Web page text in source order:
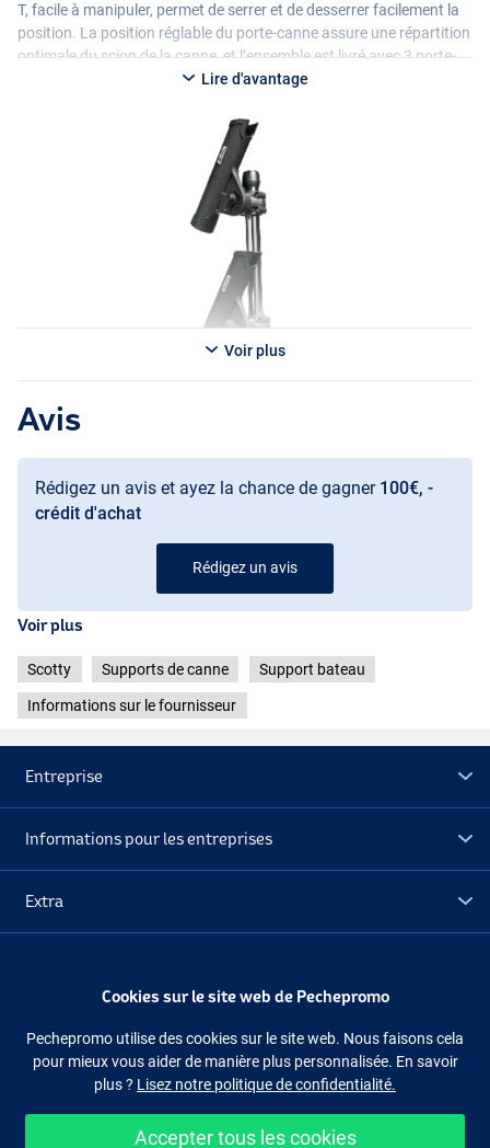
T, facile à manipuler, permet de serrer et de desserrer facilement la
position. La position réglable du porte-canne assure une répartition
optimale du scion de la canne, et l’ensemble est livré avec 3 porte-
cannes Rod Master II à cardan amovible.
Lire d'avantage
Voir plus
Avis
Rédigez un avis et ayez la chance de gagner 100€, -
crédit d'achat
Rédigez un avis
Voir plus
Scotty Supports de canne Support bateau
Informations sur le fournisseur
Entreprise
Informations pour les entreprises
Extra
Suivez-nous Facebook Instagram
Cookies sur le site web de Pechepromo
Pechepromo utilise des cookies sur le site web. Nous faisons cela
pour mieux vous aider de manière plus personnalisée. En savoir
plus ? Lisez notre politique de confidentialité.
Accepter tous les cookies